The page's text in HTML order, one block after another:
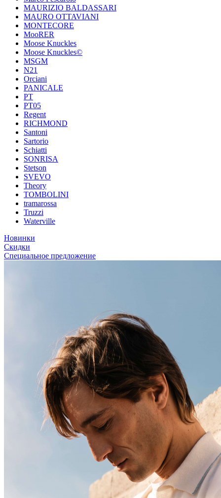
MAURIZIO BALDASSARI
MAURO OTTAVIANI
MONTECORE
MooRER
Moose Knuckles
Moose Knuckles©️
MSGM
N21
Orciani
PANICALE
PT
PT05
Regent
RICHMOND
Santoni
Sartorio
Schiatti
SONRISA
Stetson
SVEVO
Theory
TOMBOLINI
tramarossa
Truzzi
Waterville
Новинки
Скидки
Специальное предложение